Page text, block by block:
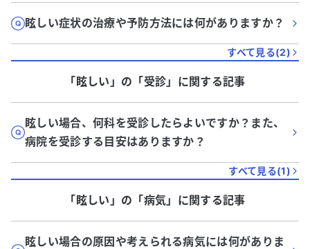
眩しい症状の治療や予防方法には何がありますか？
すべて見る(2)
「眩しい」 の「受診」に関する記事
眩しい場合、何科を受診したらよいですか？また、
病院を受診する目安はありますか？
すべて見る(1)
「眩しい」 の「病気」に関する記事
眩しい場合の原因や考えられる病気には何がありま